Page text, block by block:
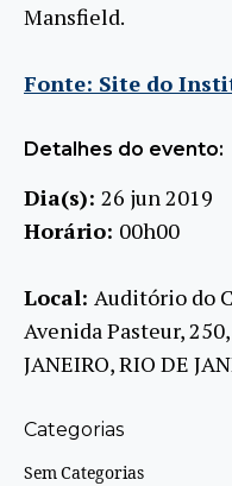
Mansfield.
Fonte: Site do
Detalhes do evento:
Dia(s): 26 jun 2019
Horário: 00h00
Local: Auditório do
Avenida Pasteur,
JANEIRO, RIO DE
Categorias
Sem Categorias